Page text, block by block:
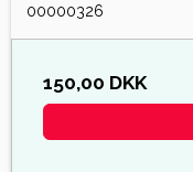
00000326
150,00 DKK